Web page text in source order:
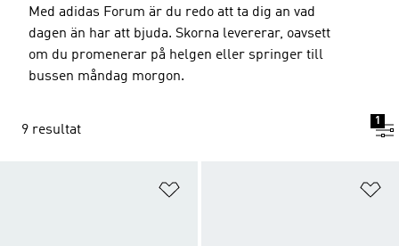
Med adidas Forum är du redo att ta dig an vad
dagen än har att bjuda. Skorna levererar, oavsett
om du promenerar på helgen eller springer till
bussen måndag morgon.
9 resultat
1